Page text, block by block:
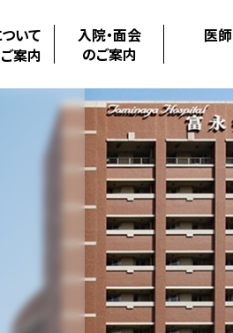
いて
案内
入院・面会
のご案内
医師